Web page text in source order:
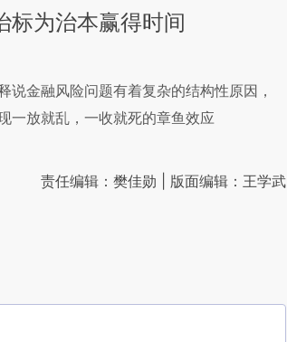
标为治本赢得时间
金融风险问题有着复杂的结构性原因，
一放就乱，一收就死的章鱼效应
责任编辑：樊佳勋 | 版面编辑：王学武